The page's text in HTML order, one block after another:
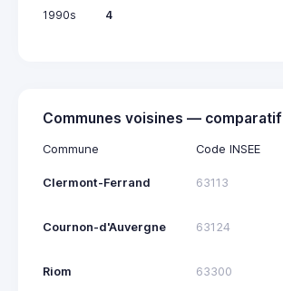
1990s
4
Communes voisines — comparatif
Commune Code INSEE
Clermont-Ferrand 63113
Cournon-d'Auvergne 63124
Riom 63300